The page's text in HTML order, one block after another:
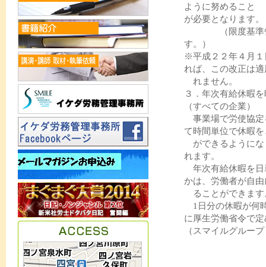
ように努めること
が必要となります。
（限度基準告示
す。）
※平成２２年４月１
れば、この改正は
れません。
３．年次有給休暇
（すべての企業）
事業場で労使協定
て時間単位で休暇
ができるようにな
れます。
年次有給休暇を日
かは、労働者が自
ることができます
1日分の休暇が何
に厚生労働省令で
（スマイルグルー